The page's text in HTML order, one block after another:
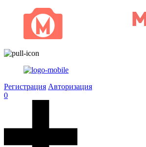
Регистрация Авторизация
0